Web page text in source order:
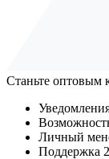
Станьте оптовым
Личный
Поддержка